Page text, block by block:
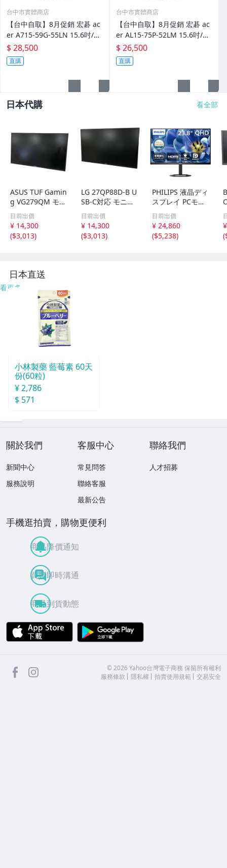
台中市實體商店
【台中自取】8月促銷 宏碁 ac
er A715-59G-55LN 15.6吋/C5
-210H/16G/512G SSD/RTX30
50-4G/W11/2Y
$ 28,500
直購
台中市實體商店
【台中自取】8月促銷 宏碁 ac
er AL15-75P-52LM 15.6吋/CU
5-226V/16G/512G SSD/W11/
2Y
$ 26,500
直購
日本代購 看全部
ASUS TUF Gamin
g VG279QM モニ
ター 27型 2020年
製 エイスース 中
古 B11127769
目前出價
¥ 14,300
($3,013)
LG 27QP88D-B U
SB-C対応 モニタ
ー 2022年製 PC
周辺機器 中古 B1
1123002
目前出價
¥ 14,300
($3,013)
PHILIPS 液晶ディ
スプレイ PCモニ
ター 24E1N5500
B/11 (23.8イン
チ/5年保証/WQH
D/IPS モノコレ
目前出價
¥ 24,860
($5,238)
(
日本直送
看更多
小林製藥 藍莓素 60天
份(60粒)
¥ 2,786
$ 571
關於我們
新聞中心
服務說明
客服中心
常見問答
聯絡客服
最新公告
聯絡我們
人才招募
手機逛拍賣，購物更便利
商品降價通知
買賣即時溝通
商品到貨動態
APP Store
facebook ©2026 Yahoo台灣電子商務 保留所有權利
服務條款
隱私權 拍賣使用規範 交易安全